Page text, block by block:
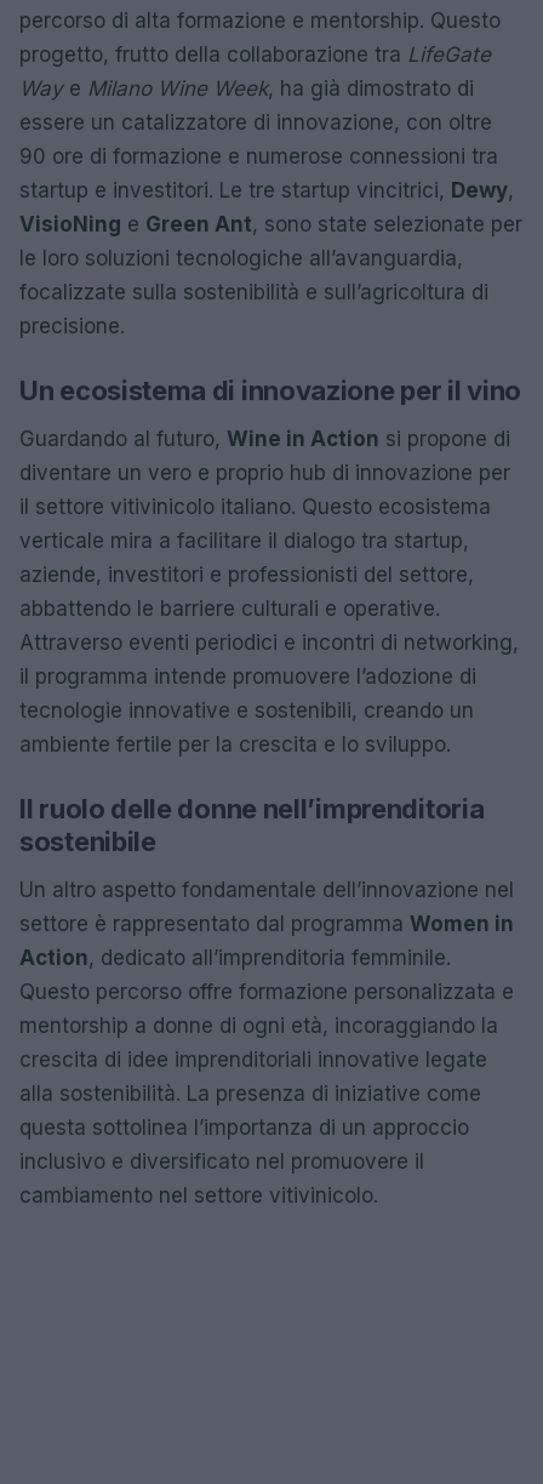
percorso di alta formazione e mentorship. Questo
progetto, frutto della collaborazione tra LifeGate
Waye Milano Wine Week, ha già dimostrato di
essere un catalizzatore di innovazione, con oltre
90 ore di formazione e numerose connessioni tra
startup e investitori. Le tre startup vincitrici, Dewy,
VisioNing e Green Ant, sono state selezionate per
le loro soluzioni tecnologiche all’avanguardia,
focalizzate sulla sostenibilità e sull’agricoltura di
precisione.
Un ecosistema di innovazione per il vino
Guardando al futuro, Wine in Action si propone di
diventare un vero e proprio hub di innovazione per
il settore vitivinicolo italiano. Questo ecosistema
verticale mira a facilitare il dialogo tra startup,
aziende, investitori e professionisti del settore,
abbattendo le barriere culturali e operative.
Attraverso eventi periodici e incontri di networking,
il programma intende promuovere l’adozione di
tecnologie innovative e sostenibili, creando un
ambiente fertile per la crescita e lo sviluppo.
Il ruolo delle donne nell’imprenditoria
sostenibile
Un altro aspetto fondamentale dell’innovazione nel
settore è rappresentato dal programma Women in
Action, dedicato all’imprenditoria femminile.
Questo percorso offre formazione personalizzata e
mentorship a donne di ogni età, incoraggiando la
crescita di idee imprenditoriali innovative legate
alla sostenibilità. La presenza di iniziative come
questa sottolinea l’importanza di un approccio
inclusivo e diversificato nel promuovere il
cambiamento nel settore vitivinicolo.